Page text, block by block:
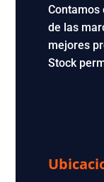
Contamos
de las
mejores
Stock